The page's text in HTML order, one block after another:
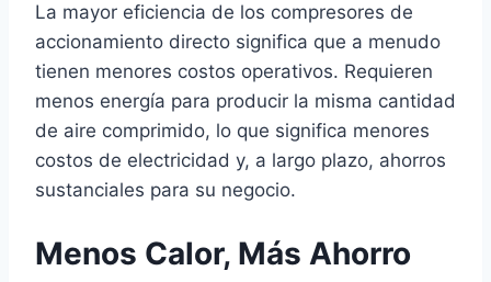
La mayor eficiencia de los compresores de
accionamiento directo significa que a menudo
tienen menores costos operativos. Requieren
menos energía para producir la misma cantidad
de aire comprimido, lo que significa menores
costos de electricidad y, a largo plazo, ahorros
sustanciales para su negocio.
Menos Calor, Más Ahorro